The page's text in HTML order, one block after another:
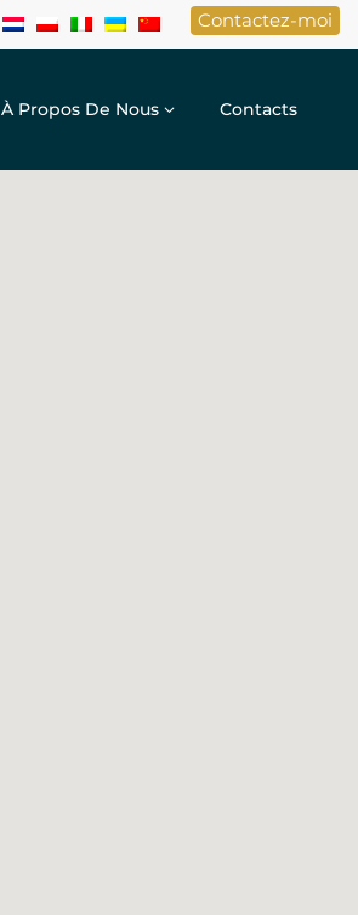
Contactez-moi
À Propos De Nous Contacts